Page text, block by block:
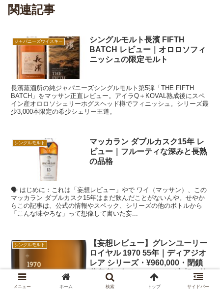
関連記事
ジャパニーズウイスキー
シングルモルト長濱 FIFTH
BATCH レビュー｜オロロソフィ
ニッシュの限定モルト
長濱蒸溜所の純ジャパニーズシングルモルト第5弾「THE FIFTH
BATCH」をマッサン正直レビュー。アイラQ＋KOVAL熟成後にスペ
イン産オロロソシェリーホグスヘッド樽でフィニッシュ。シリーズ最
少3,000本限定の希少シェリー王道。
シングルモルト
マッカラン ダブルカスク15年 レ
ビュー｜フルーティな深みと長熟
の品格
🗣️ はじめに：これは「妄想レビュー」やで ワイ（マッサン）、この
マッカラン ダブルカスク15年はまだ飲んだことがないんや。せやか
らこの記事は、公式の情報やスペック、シリーズの他のボトルから
「こんな味やろな」って想像して書いた妄...
シングルモルト
【妄想レビュー】グレンユーリー
ロイヤル 1970 55年｜ディアジオ
レア シリーズ・¥960,000・閉鎖
蒸留所の幻をマッサンが妄想で乾
メニュー ホーム 検索 トップ サイドバー